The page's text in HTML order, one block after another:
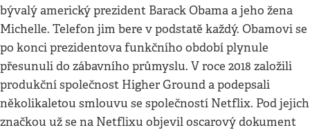
bývalý americký prezident Barack Obama a jeho žena
Michelle. Telefon jim bere v podstatě každý. Obamovi se
po konci prezidentova funkčního období plynule
přesunuli do zábavního průmyslu. V roce 2018 založili
produkční společnost Higher Ground a podepsali
několikaletou smlouvu se společností Netflix. Pod jejich
značkou už se na Netflixu objevil oscarový dokument